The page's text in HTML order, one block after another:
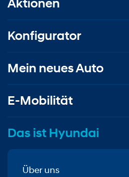
Aktionen
Konfigurator
Mein neues Auto
E-Mobilität
Das ist Hyundai
Über uns